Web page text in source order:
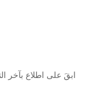
طرق الدفع
ابقَ على اطلاع بآخر